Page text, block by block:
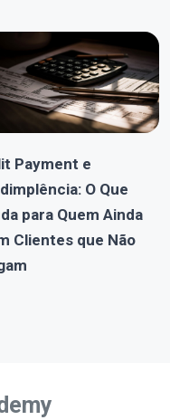
Payment e
O Que
para Quem Ainda
Clientes que Não